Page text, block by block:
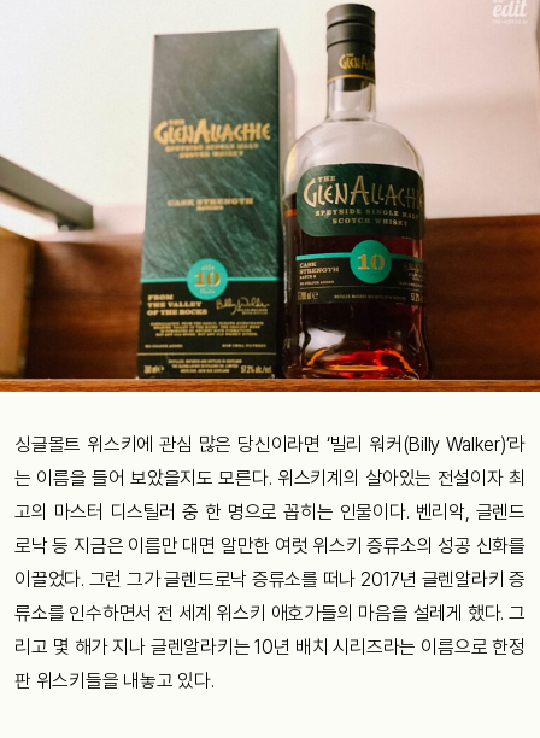
싱글몰트 위스키에 관심 많은 당신이라면 ‘빌리 워커(Billy Walker)’라
는 이름을 들어 보았을지도 모른다. 위스키계의 살아있는 전설이자 최
고의 마스터 디스틸러 중 한 명으로 꼽히는 인물이다. 벤리악, 글렌드
로낙 등 지금은 이름만 대면 알만한 여럿 위스키 증류소의 성공 신화를
이끌었다. 그런 그가 글렌드로낙 증류소를 떠나 2017년 글렌알라키 증
류소를 인수하면서 전 세계 위스키 애호가들의 마음을 설레게 했다. 그
리고 몇 해가 지나 글렌알라키는 10년 배치 시리즈라는 이름으로 한정
판 위스키들을 내놓고 있다.